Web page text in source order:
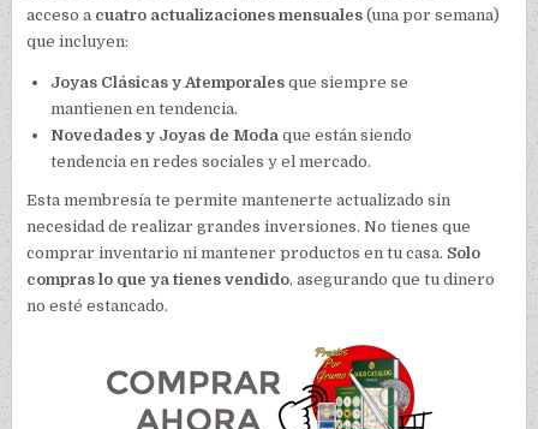
acceso a cuatro actualizaciones mensuales (una por semana)
que incluyen:
Joyas Clásicas y Atemporales que siempre se
mantienen en tendencia.
Novedades y Joyas de Moda que están siendo
tendencia en redes sociales y el mercado.
Esta membresía te permite mantenerte actualizado sin
necesidad de realizar grandes inversiones. No tienes que
comprar inventario ni mantener productos en tu casa. Solo
compras lo que ya tienes vendido, asegurando que tu dinero
no esté estancado.